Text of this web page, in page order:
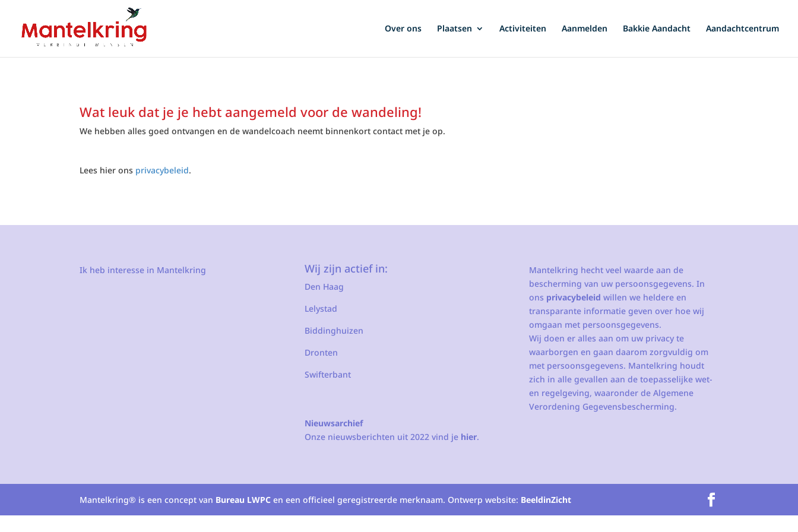
Over ons Plaatsen Activiteiten Aanmelden Bakkie Aandacht Aandachtcentrum
Wat leuk dat je je hebt aangemeld voor de wandeling!
We hebben alles goed ontvangen en de wandelcoach neemt binnenkort contact met je op.
Lees hier ons privacybeleid.
Ik heb interesse in Mantelkring Wij zijn actief in:
Den Haag
Lelystad
Biddinghuizen
Dronten
Swifterbant
Nieuwsarchief
Onze nieuwsberichten uit 2022 vind je hier.
Mantelkring hecht veel waarde aan de
bescherming van uw persoonsgegevens. In
ons privacybeleid willen we heldere en
transparante informatie geven over hoe wij
omgaan met persoonsgegevens.
Wij doen er alles aan om uw privacy te
waarborgen en gaan daarom zorgvuldig om
met persoonsgegevens. Mantelkring houdt
zich in alle gevallen aan de toepasselijke wet-
en regelgeving, waaronder de Algemene
Verordening Gegevensbescherming.
Mantelkring® is een concept van Bureau LWPC en een officieel geregistreerde merknaam. Ontwerp website: BeeldinZicht